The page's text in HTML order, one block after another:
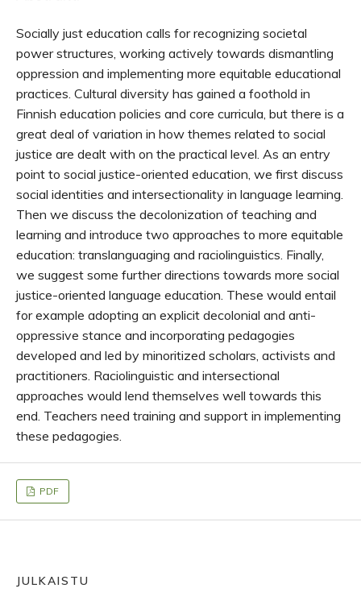
Socially just education calls for recognizing societal
power structures, working actively towards dismantling
oppression and implementing more equitable educational
practices. Cultural diversity has gained a foothold in
Finnish education policies and core curricula, but there is a
great deal of variation in how themes related to social
justice are dealt with on the practical level. As an entry
point to social justice-oriented education, we first discuss
social identities and intersectionality in language learning.
Then we discuss the decolonization of teaching and
learning and introduce two approaches to more equitable
education: translanguaging and raciolinguistics. Finally,
we suggest some further directions towards more social
justice-oriented language education. These would entail
for example adopting an explicit decolonial and anti-
oppressive stance and incorporating pedagogies
developed and led by minoritized scholars, activists and
practitioners. Raciolinguistic and intersectional
approaches would lend themselves well towards this
end. Teachers need training and support in implementing
these pedagogies.
PDF
JULKAISTU